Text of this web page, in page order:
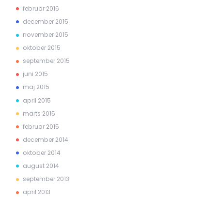
februar 2016
december 2015
november 2015
oktober 2015
september 2015
juni 2015
maj 2015
april 2015
marts 2015
februar 2015
december 2014
oktober 2014
august 2014
september 2013
april 2013